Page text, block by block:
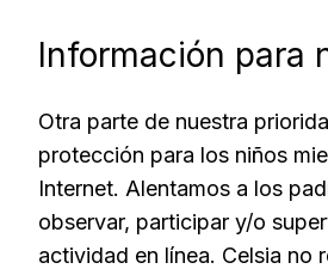
Información para
Otra parte de nuestra
protección para los niños
Internet. Alentamos a los
observar, participar y/o
actividad en línea. Celsia no